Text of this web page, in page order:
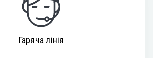
Гаряча лінія